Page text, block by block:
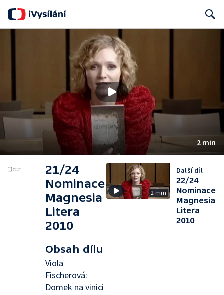
2 min
21/24
Nominace
Magnesia
Litera
2010
Obsah dílu
Viola
Fischerová:
Domek na vinici
2 min
Další díl
22/24
Nominace
Magnesia
Litera
2010